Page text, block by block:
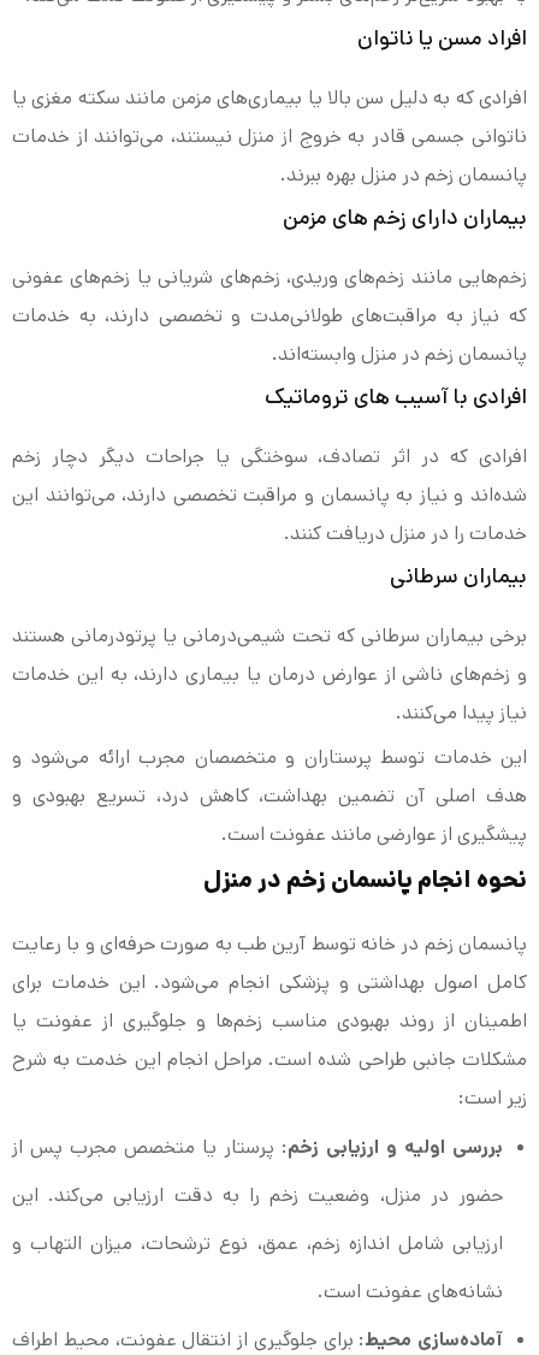
افراد مسن یا ناتوان
افرادی که به دلیل سن بالا یا بیماری‌های مزمن مانند سکته مغزی یا
ناتوانی جسمی قادر به خروج از منزل نیستند، می‌توانند از خدمات
پانسمان زخم در منزل بهره ببرند.
بیماران دارای زخم های مزمن
زخم‌هایی مانند زخم‌های وریدی، زخم‌های شریانی یا زخم‌های عفونی
که نیاز به مراقبت‌های طولانی‌مدت و تخصصی دارند، به خدمات
پانسمان زخم در منزل وابسته‌اند.
افرادی با آسیب های تروماتیک
افرادی که در اثر تصادف، سوختگی یا جراحات دیگر دچار زخم
شده‌اند و نیاز به پانسمان و مراقبت تخصصی دارند، می‌توانند این
خدمات را در منزل دریافت کنند.
بیماران سرطانی
برخی بیماران سرطانی که تحت شیمی‌درمانی یا پرتودرمانی هستند
و زخم‌های ناشی از عوارض درمان یا بیماری دارند، به این خدمات
نیاز پیدا می‌کنند.
این خدمات توسط پرستاران و متخصصان مجرب ارائه می‌شود و
هدف اصلی آن تضمین بهداشت، کاهش درد، تسریع بهبودی و
پیشگیری از عوارضی مانند عفونت است.
نحوه انجام پانسمان زخم در منزل
پانسمان زخم در خانه توسط آرین طب به صورت حرفه‌ای و با رعایت
کامل اصول بهداشتی و پزشکی انجام می‌شود. این خدمات برای
اطمینان از روند بهبودی مناسب زخم‌ها و جلوگیری از عفونت یا
مشکلات جانبی طراحی شده است. مراحل انجام این خدمت به شرح
زیر است:
بررسی اولیه و ارزیابی زخم: پرستار یا متخصص مجرب پس از
حضور در منزل، وضعیت زخم را به دقت ارزیابی می‌کند. این
ارزیابی شامل اندازه زخم، عمق، نوع ترشحات، میزان التهاب و
نشانه‌های عفونت است.
آماده‌سازی محیط: برای جلوگیری از انتقال عفونت، محیط اطراف